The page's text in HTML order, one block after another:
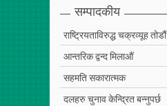
सम्पादकीय
राष्ट्रियताविरुद्ध चक्रव्यूह तोडौं
आन्तरिक द्वन्द मिलाऔं
सहमति सकारात्मक
दलहरु चुनाव केन्द्रित बन्नुपर्छ